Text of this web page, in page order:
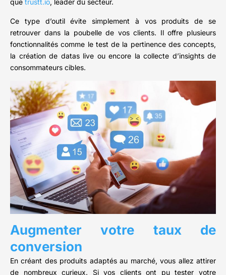
que trustt.io, leader du secteur.
Ce type d’outil évite simplement à vos produits de se
retrouver dans la poubelle de vos clients. Il offre plusieurs
fonctionnalités comme le test de la pertinence des concepts,
la création de datas live ou encore la collecte d’insights de
consommateurs cibles.
Augmenter votre taux de
conversion
En créant des produits adaptés au marché, vous allez attirer
de nombreux curieux. Si vos clients ont pu tester votre